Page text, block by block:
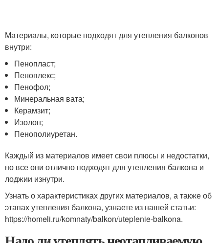
Материалы, которые подходят для утепления балконов
внутри:
Пенопласт;
Пеноплекс;
Пенофол;
Минеральная вата;
Керамзит;
Изолон;
Пенополиуретан.
Каждый из материалов имеет свои плюсы и недостатки,
но все они отлично подходят для утепления балкона и
лоджии изнутри.
Узнать о характеристиках других материалов, а также об
этапах утепления балкона, узнаете из нашей статьи:
https://homeli.ru/komnaty/balkon/uteplenie-balkona.